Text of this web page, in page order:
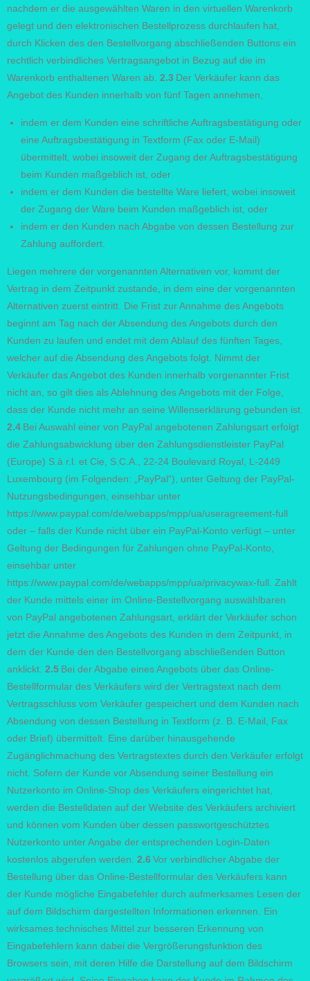
nachdem er die ausgewählten Waren in den virtuellen Warenkorb
gelegt und den elektronischen Bestellprozess durchlaufen hat,
durch Klicken des den Bestellvorgang abschließenden Buttons ein
rechtlich verbindliches Vertragsangebot in Bezug auf die im
Warenkorb enthaltenen Waren ab. 2.3 Der Verkäufer kann das
Angebot des Kunden innerhalb von fünf Tagen annehmen,
indem er dem Kunden eine schriftliche Auftragsbestätigung oder
eine Auftragsbestätigung in Textform (Fax oder E-Mail)
übermittelt, wobei insoweit der Zugang der Auftragsbestätigung
beim Kunden maßgeblich ist, oder
indem er dem Kunden die bestellte Ware liefert, wobei insoweit
der Zugang der Ware beim Kunden maßgeblich ist, oder
indem er den Kunden nach Abgabe von dessen Bestellung zur
Zahlung auffordert.
Liegen mehrere der vorgenannten Alternativen vor, kommt der
Vertrag in dem Zeitpunkt zustande, in dem eine der vorgenannten
Alternativen zuerst eintritt. Die Frist zur Annahme des Angebots
beginnt am Tag nach der Absendung des Angebots durch den
Kunden zu laufen und endet mit dem Ablauf des fünften Tages,
welcher auf die Absendung des Angebots folgt. Nimmt der
Verkäufer das Angebot des Kunden innerhalb vorgenannter Frist
nicht an, so gilt dies als Ablehnung des Angebots mit der Folge,
dass der Kunde nicht mehr an seine Willenserklärung gebunden ist.
2.4 Bei Auswahl einer von PayPal angebotenen Zahlungsart erfolgt
die Zahlungsabwicklung über den Zahlungsdienstleister PayPal
(Europe) S.à r.l. et Cie, S.C.A., 22-24 Boulevard Royal, L-2449
Luxembourg (im Folgenden: „PayPal“), unter Geltung der PayPal-
Nutzungsbedingungen, einsehbar unter
https://www.paypal.com/de/webapps/mpp/ua/useragreement-full
oder – falls der Kunde nicht über ein PayPal-Konto verfügt – unter
Geltung der Bedingungen für Zahlungen ohne PayPal-Konto,
einsehbar unter
https://www.paypal.com/de/webapps/mpp/ua/privacywax-full. Zahlt
der Kunde mittels einer im Online-Bestellvorgang auswählbaren
von PayPal angebotenen Zahlungsart, erklärt der Verkäufer schon
jetzt die Annahme des Angebots des Kunden in dem Zeitpunkt, in
dem der Kunde den den Bestellvorgang abschließenden Button
anklickt. 2.5 Bei der Abgabe eines Angebots über das Online-
Bestellformular des Verkäufers wird der Vertragstext nach dem
Vertragsschluss vom Verkäufer gespeichert und dem Kunden nach
Absendung von dessen Bestellung in Textform (z. B. E-Mail, Fax
oder Brief) übermittelt. Eine darüber hinausgehende
Zugänglichmachung des Vertragstextes durch den Verkäufer erfolgt
nicht. Sofern der Kunde vor Absendung seiner Bestellung ein
Nutzerkonto im Online-Shop des Verkäufers eingerichtet hat,
werden die Bestelldaten auf der Website des Verkäufers archiviert
und können vom Kunden über dessen passwortgeschütztes
Nutzerkonto unter Angabe der entsprechenden Login-Daten
kostenlos abgerufen werden. 2.6 Vor verbindlicher Abgabe der
Bestellung über das Online-Bestellformular des Verkäufers kann
der Kunde mögliche Eingabefehler durch aufmerksames Lesen der
auf dem Bildschirm dargestellten Informationen erkennen. Ein
wirksames technisches Mittel zur besseren Erkennung von
Eingabefehlern kann dabei die Vergrößerungsfunktion des
Browsers sein, mit deren Hilfe die Darstellung auf dem Bildschirm